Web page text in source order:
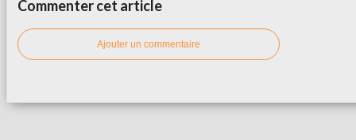
Commenter cet article
Ajouter un commentaire